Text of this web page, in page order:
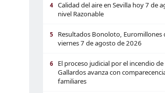
4
Calidad del aire en Sevilla hoy 7 de
nivel Razonable
5
Resultados Bonoloto, Euromillones
viernes 7 de agosto de 2026
6
El proceso judicial por el incendio de
Gallardos avanza con
familiares